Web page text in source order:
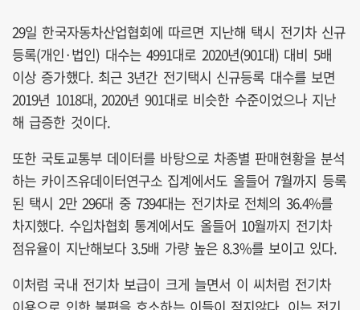
29일 한국자동차산업협회에 따르면 지난해 택시 전기차 신규
등록(개인·법인) 대수는 4991대로 2020년(901대) 대비 5배
이상 증가했다. 최근 3년간 전기택시 신규등록 대수를 보면
2019년 1018대, 2020년 901대로 비슷한 수준이었으나 지난
해 급증한 것이다.
또한 국토교통부 데이터를 바탕으로 차종별 판매현황을 분석
하는 카이즈유데이터연구소 집계에서도 올들어 7월까지 등록
된 택시 2만 296대 중 7394대는 전기차로 전체의 36.4%를
차지했다. 수입차협회 통계에서도 올들어 10월까지 전기차
점유율이 지난해보다 3.5배 가량 높은 8.3%를 보이고 있다.
이처럼 국내 전기차 보급이 크게 늘면서 이 씨처럼 전기차